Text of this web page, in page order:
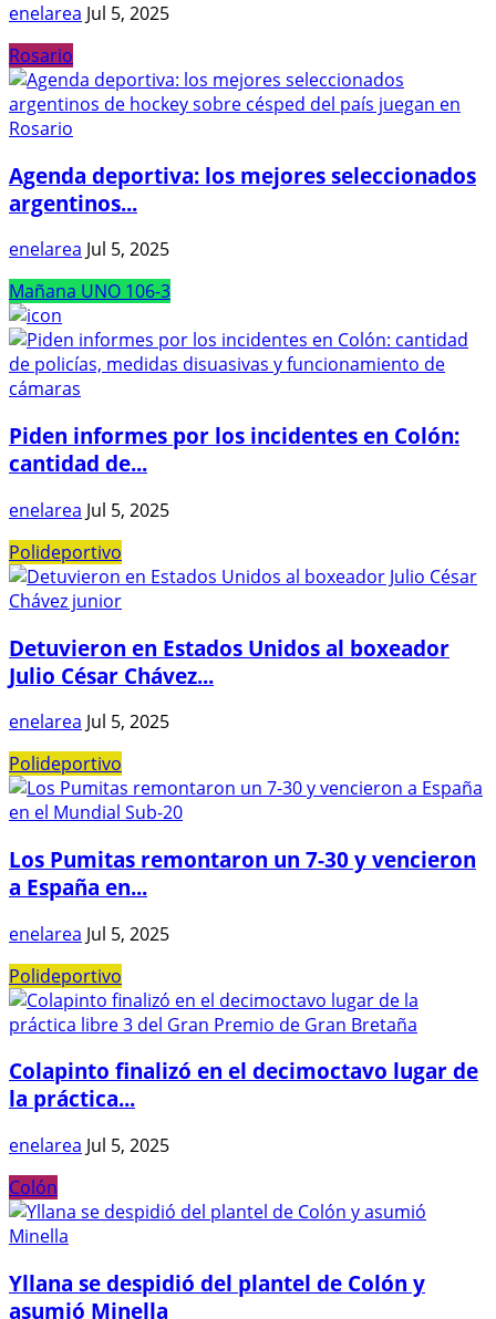
enelarea Jul 5, 2025
Rosario
Agenda deportiva: los mejores seleccionados
argentinos...
enelarea Jul 5, 2025
Mañana UNO 106-3
Piden informes por los incidentes en Colón:
cantidad de...
enelarea Jul 5, 2025
Polideportivo
Detuvieron en Estados Unidos al boxeador
Julio César Chávez...
enelarea Jul 5, 2025
Polideportivo
Los Pumitas remontaron un 7-30 y vencieron
a España en...
enelarea Jul 5, 2025
Polideportivo
Colapinto finalizó en el decimoctavo lugar de
la práctica...
enelarea Jul 5, 2025
Colón
Yllana se despidió del plantel de Colón y
asumió Minella